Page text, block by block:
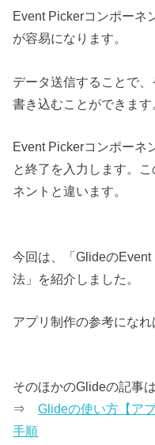
Event Pickerコンポーネ
が容易になります。
データ送信することで
書き込むことができます
Event Pickerコンポーネ
と終了を入力します。
ネントと違います。
今回は、「Glideの
法」を紹介しました。
アプリ制作の参考になれ
そのほかのGlideの記事は
⇒Glideの使い方【ア
手順